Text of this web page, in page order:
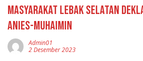
Masyarakat Lebak Selatan
Anies-Muhaimin
Admin01
2 Desember 2023